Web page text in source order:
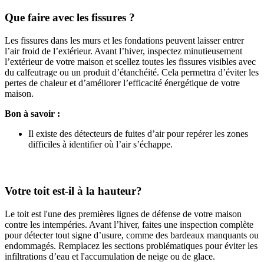
Que faire avec les fissures ?
Les fissures dans les murs et les fondations peuvent laisser entrer
l’air froid de l’extérieur. Avant l’hiver, inspectez minutieusement
l’extérieur de votre maison et scellez toutes les fissures visibles avec
du calfeutrage ou un produit d’étanchéité. Cela permettra d’éviter les
pertes de chaleur et d’améliorer l’efficacité énergétique de votre
maison.
Bon à savoir :
Il existe des détecteurs de fuites d’air pour repérer les zones
difficiles à identifier où l’air s’échappe.
Votre toit est-il à la hauteur?
Le toit est l'une des premières lignes de défense de votre maison
contre les intempéries. Avant l’hiver, faites une inspection complète
pour détecter tout signe d’usure, comme des bardeaux manquants ou
endommagés. Remplacez les sections problématiques pour éviter les
infiltrations d’eau et l'accumulation de neige ou de glace.